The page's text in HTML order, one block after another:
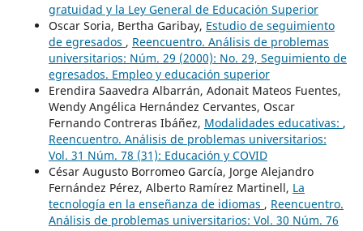
gratuidad y la Ley General de Educación Superior
Oscar Soria, Bertha Garibay, Estudio de seguimiento
de egresados , Reencuentro. Análisis de problemas
universitarios: Núm. 29 (2000): No. 29, Seguimiento de
egresados. Empleo y educación superior
Erendira Saavedra Albarrán, Adonait Mateos Fuentes,
Wendy Angélica Hernández Cervantes, Oscar
Fernando Contreras Ibáñez, Modalidades educativas: ,
Reencuentro. Análisis de problemas universitarios:
Vol. 31 Núm. 78 (31): Educación y COVID
César Augusto Borromeo García, Jorge Alejandro
Fernández Pérez, Alberto Ramírez Martinell, La
tecnología en la enseñanza de idiomas , Reencuentro.
Análisis de problemas universitarios: Vol. 30 Núm. 76